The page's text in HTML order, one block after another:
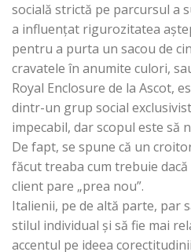
socială strictă pe parcursul a
a influențat rigurozitatea
pentru a purta un sacou de
cravatele în anumite culori,
Royal Enclosure de la Ascot,
dintr-un grup social
impecabil, dar scopul este să
De fapt, se spune că un
făcut treaba cum trebuie
client pare „prea nou”.
Italienii, pe de altă parte, par
stilul individual și să fie mai
accentul pe ideea